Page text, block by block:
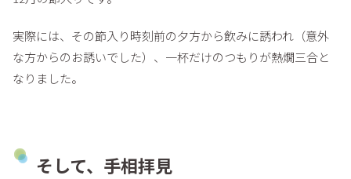
実際には、その節入り時刻前の夕方から飲みに誘われ（意外
な方からのお誘いでした）、一杯だけのつもりが熱燗三合と
なりました。
そして、手相拝見